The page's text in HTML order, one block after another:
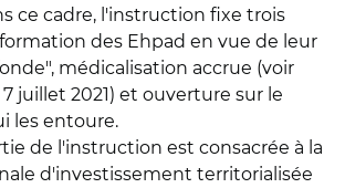
ce cadre, l'instruction fixe trois
des Ehpad en vue de leur
médicalisation accrue (voir
juillet 2021) et ouverture sur le
les entoure.
de l'instruction est consacrée à la
d'investissement territorialisée